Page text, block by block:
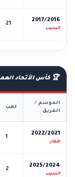
2017/2016
السيب
21
🏆 كأس الأتحاد
الموسم /
الفريق
لعب
2022/2021
ظفار
1
2025/2024
السيب
2